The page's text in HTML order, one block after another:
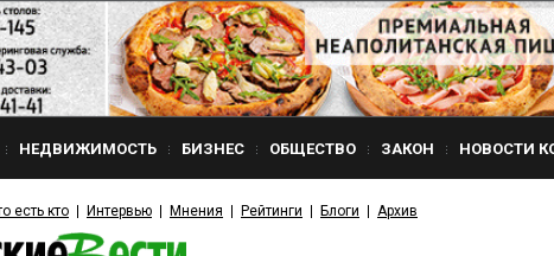
НЕДВИЖИМОСТЬ БИЗНЕС ОБЩЕСТВО ЗАКОН НОВОСТИ
есть кто Интервью Мнения Рейтинги Блоги Архив